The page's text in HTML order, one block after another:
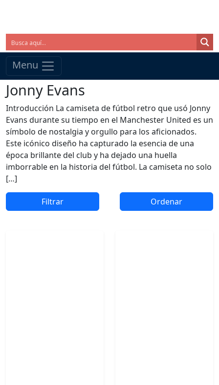
Menu
Jonny Evans
Introducción La camiseta de fútbol retro que usó Jonny
Evans durante su tiempo en el Manchester United es un
símbolo de nostalgia y orgullo para los aficionados.
Este icónico diseño ha capturado la esencia de una
época brillante del club y ha dejado una huella
imborrable en la historia del fútbol. La camiseta no solo
[…]
Filtrar Ordenar